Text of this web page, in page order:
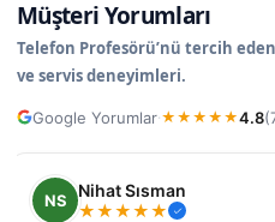
Müşteri Yorumları
Telefon Profesörü’nü tercih
ve servis deneyimleri.
Google Yorumlar·★ ★ ★ ★ ★4.8
NS
Nihat Sısman
★★★★★